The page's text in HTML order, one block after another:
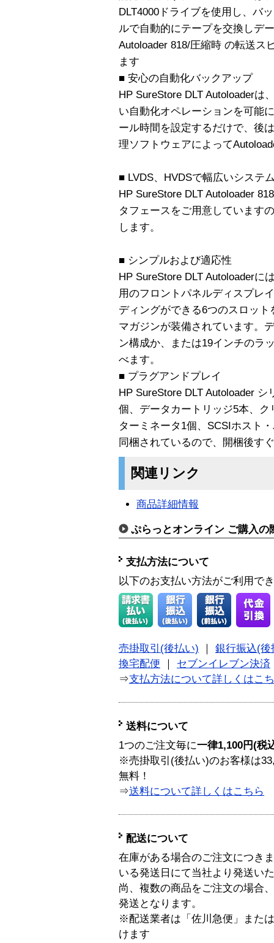
DLT4000ドライブを使用し、バ
ルで自動的にテープを交換しデ
Autoloader 818/圧縮時 の転送ス
ます
■ 安心の自動化バックアップ
HP SureStore DLT Autoloaderは
い自動化オペレーションを可能
ール時間を設定するだけで、後
理ソフトウェアによって
■ LVDS、HVDSで幅広いシステ
HP SureStore DLT Autoloader
タフェースをご用意しています
します。
■ シンプルおよび適応性
HP SureStore DLT Autoloaderに
用のフロントパネルディスプレ
ディングができる6つのスロッ
マガジンが装備されています。
ン構成か、または19インチのラ
べます。
■ プラグアンドプレイ
HP SureStore DLT Autoloader
個、データカートリッジ5本、
ターミネータ1個、SCSIホスト
同梱されているので、開梱後す
関連リンク
商品詳細情報
ぷらっとオンライン ご購入の
支払方法について
以下のお支払い方法がご利用で
売掛取引(後払い)
銀行振込(後
換宅配便
セブンイレブン決済
⇒支払方法について詳しくはこ
送料について
1つのご注文毎に一律1,100円(税
※売掛取引(後払い)のお客様は
無料！
⇒送料について詳しくはこちら
配送について
在庫がある場合のご注文につき
いる発送日にて当社より発送い
尚、複数の商品をご注文の場合
発送となります。
※配送業者は「佐川急便」また
けます